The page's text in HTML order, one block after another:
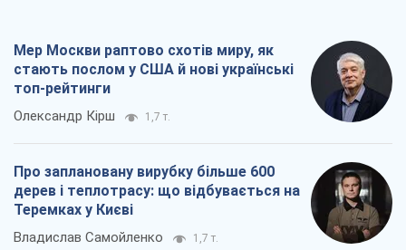
Мер Москви раптово схотів миру, як
стають послом у США й нові українські
топ-рейтинги
Олександр Кірш 1,7 т.
Про заплановану вирубку більше 600
дерев і теплотрасу: що відбувається на
Теремках у Києві
Владислав Самойленко 1,7 т.